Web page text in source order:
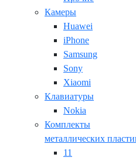
Камеры
Huawei
iPhone
Samsung
Sony
Xiaomi
Клавиатуры
Nokia
Комплекты
металлических
11